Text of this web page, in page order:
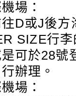
場：
D或J後
SIZE行
可於28號
辦理。
場：